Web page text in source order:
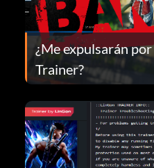
¿Me expulsarán
Trainer?